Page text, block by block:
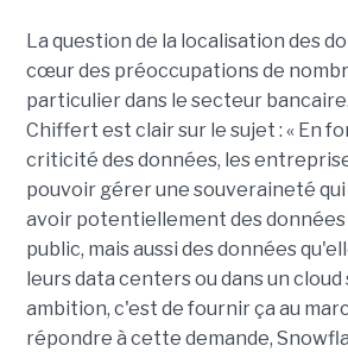
La question de la localisation des
cœur des préoccupations de
particulier dans le secteur bancaire.
Chiffert est clair sur le sujet : « En
criticité des données, les
pouvoir gérer une souveraineté
avoir potentiellement des données
public, mais aussi des données
leurs data centers ou dans un
ambition, c'est de fournir ça au
répondre à cette demande,